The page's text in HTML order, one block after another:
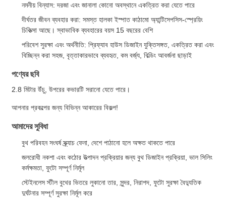
নমনীয় বিন্যাস: দরজা এবং জানালা কোনো অবস্থানে একত্রিত করা যেতে পারে
দীর্ঘতর জীবন ব্যবহার করা: সমস্ত হালকা ইস্পাত কাঠামো অ্যান্টিসেপসিস-স্প্রেয়িং
চিকিত্সা আছে। স্বাভাবিক ব্যবহারের বয়স 15 বছরের বেশি
পরিবেশ সুরক্ষা এবং অর্থনীতি: প্রিফ্যাব হাউস ডিজাইন যুক্তিসঙ্গত, একত্রিত করা এবং
বিচ্ছিন্ন করা সহজ, বৃত্তাকারভাবে ব্যবহৃত, কম বর্জ্য, বিল্ডিং আবর্জনা ছাড়াই
পণ্যের ছবি
2.8 মিটার উঁচু, উপরের কভারটি সরানো যেতে পারে।
আপনার প্রকল্পের জন্য বিভিন্ন আকারের বিকল্প!
আমাদের সুবিধা
বুথ পরিবহন সংঘর্ষ স্ক্র্যাচ ফেনা, দেশে পাঠানো হলে অক্ষত থাকতে পারে
জলরোধী নকশা এবং কঠোর উত্পাদন প্রক্রিয়ার জন্য বুথ ডিজাইন প্রক্রিয়া, ভাল সিলিং
কর্মক্ষমতা, ফুটো সম্পূর্ণ নির্মূল
স্টেইনলেস স্টীল বুথের ভিতরে লুকানো তার, সুন্দর, নিরাপদ, ফুটো সুরক্ষা বৈদ্যুতিক
দুর্ঘটনার সম্পূর্ণ সুরক্ষা নির্মূল করে